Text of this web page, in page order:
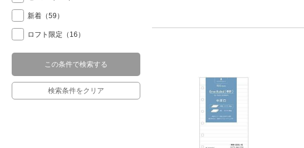
新着 （59）
ロフト限定 （16）
この条件で検索する
検索条件をクリア